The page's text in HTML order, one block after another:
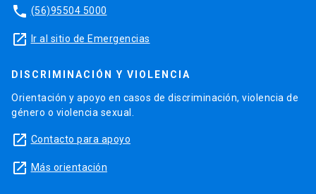
phone (56)95504 5000
launch Ir al sitio de Emergencias
DISCRIMINACIÓN Y VIOLENCIA
Orientación y apoyo en casos de discriminación, violencia de
género o violencia sexual.
launch Contacto para apoyo
launch Más orientación